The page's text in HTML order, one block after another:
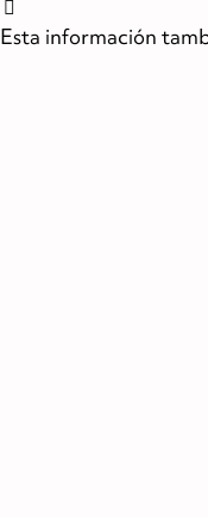
Esta información